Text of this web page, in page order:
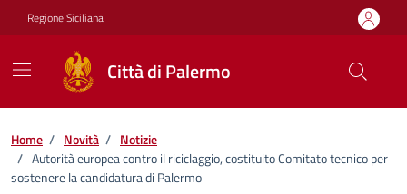
Vai ai contenuti
Vai al footer
Regione Siciliana
Città di Palermo
Home / Novità / Notizie
/ Autorità europea contro il riciclaggio, costituito Comitato tecnico per
sostenere la candidatura di Palermo